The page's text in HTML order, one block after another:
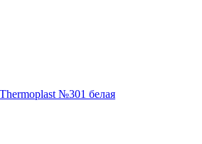
№301 белая